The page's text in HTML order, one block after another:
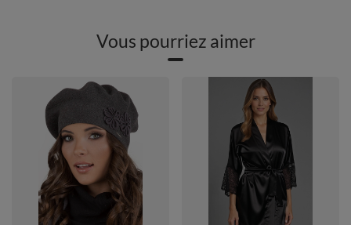
Vous pourriez aimer